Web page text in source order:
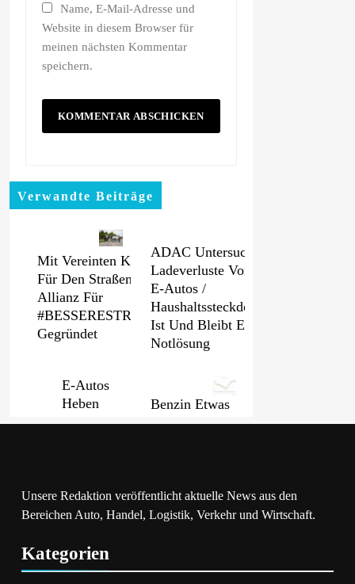
Name, E-Mail-Adresse und
Website in diesem Browser für
meinen nächsten Kommentar
speichern.
Verwandte Beiträge
Mit Vereinten Kräften
Für Den Straßenerhalt /
Allianz Für
#BESSERESTRASSEN
Gegründet
ADAC Untersucht
Ladeverluste Von
E-Autos /
Haushaltssteckdose
Ist Und Bleibt Eine
Notlösung
E-Autos
Heben
Die
Mehr Als
Nur Einen
Preis
Benzin Etwas
Billiger, Diesel
Wochenfrist
Um Fast Fünf
ADAC Sieht
Unsere Redaktion veröffentlicht aktuelle News aus den
Bereichen Auto, Handel, Logistik, Verkehr und Wirtschaft.
Kategorien